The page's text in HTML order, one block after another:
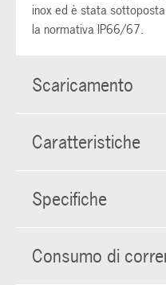
inox ed è stata
la normativa IP66/67.
Scaricamento
Caratteristiche
Specifiche
Consumo di